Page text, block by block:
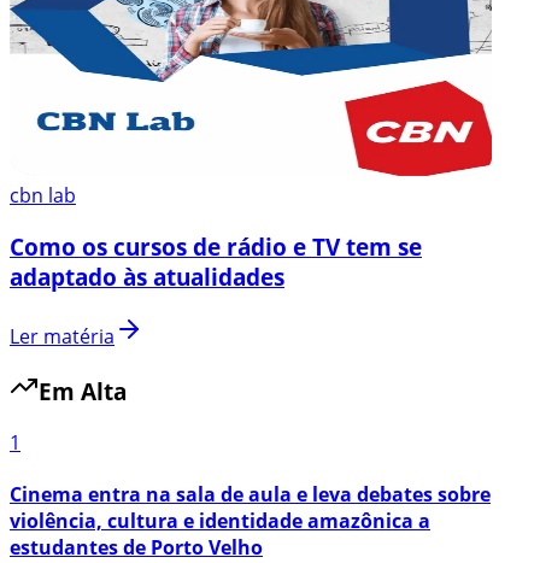
cbn lab
Como os cursos de rádio e TV tem se
adaptado às atualidades
Ler matéria
Em Alta
1
Cinema entra na sala de aula e leva debates sobre
violência, cultura e identidade amazônica a
estudantes de Porto Velho